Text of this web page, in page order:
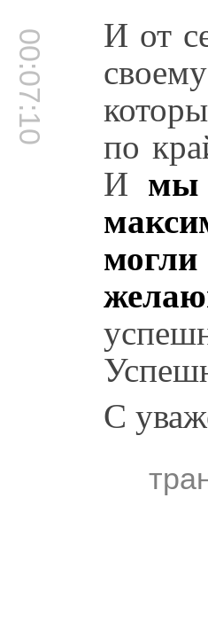
00:07:10 И от
по
И мы
С